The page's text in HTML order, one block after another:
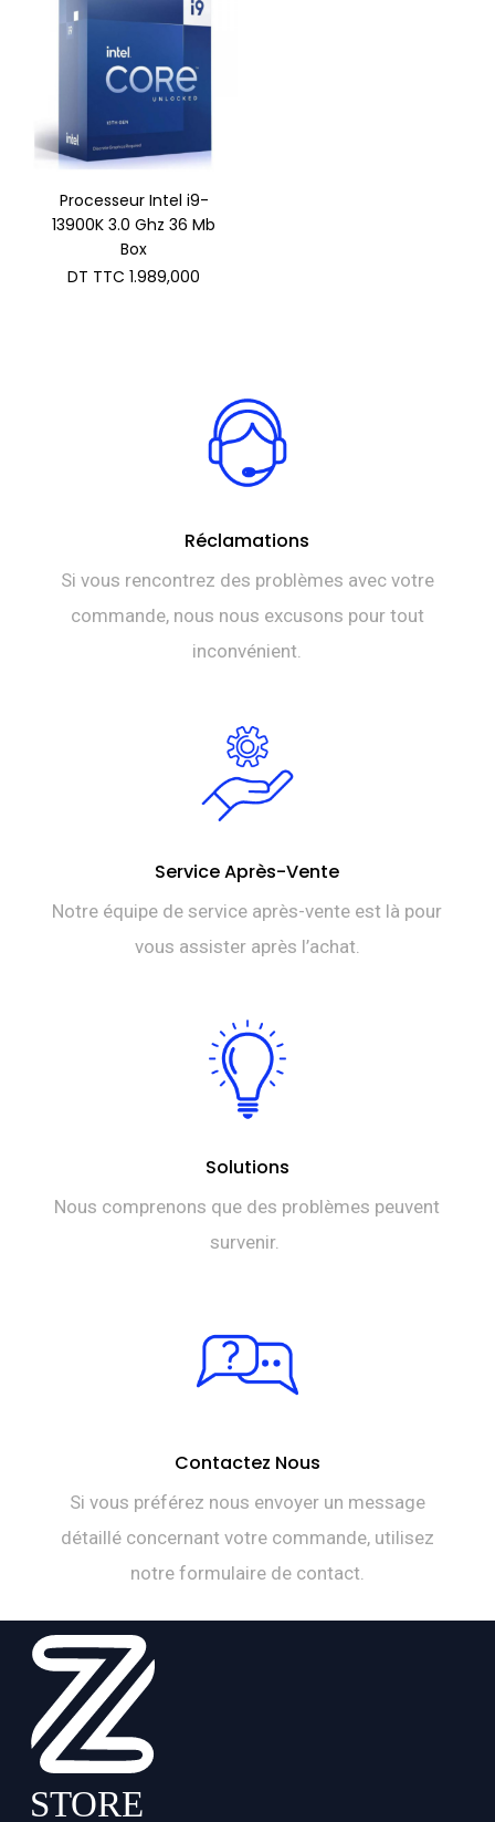
Processeur Intel i9-
13900K 3.0 Ghz 36 Mb
Box
DT TTC 1.989,000
Réclamations
Si vous rencontrez des problèmes avec votre
commande, nous nous excusons pour tout
inconvénient.
Service Après-Vente
Notre équipe de service après-vente est là pour
vous assister après l’achat.
Solutions
Nous comprenons que des problèmes peuvent
survenir.
Contactez Nous
Si vous préférez nous envoyer un message
détaillé concernant votre commande, utilisez
notre formulaire de contact.